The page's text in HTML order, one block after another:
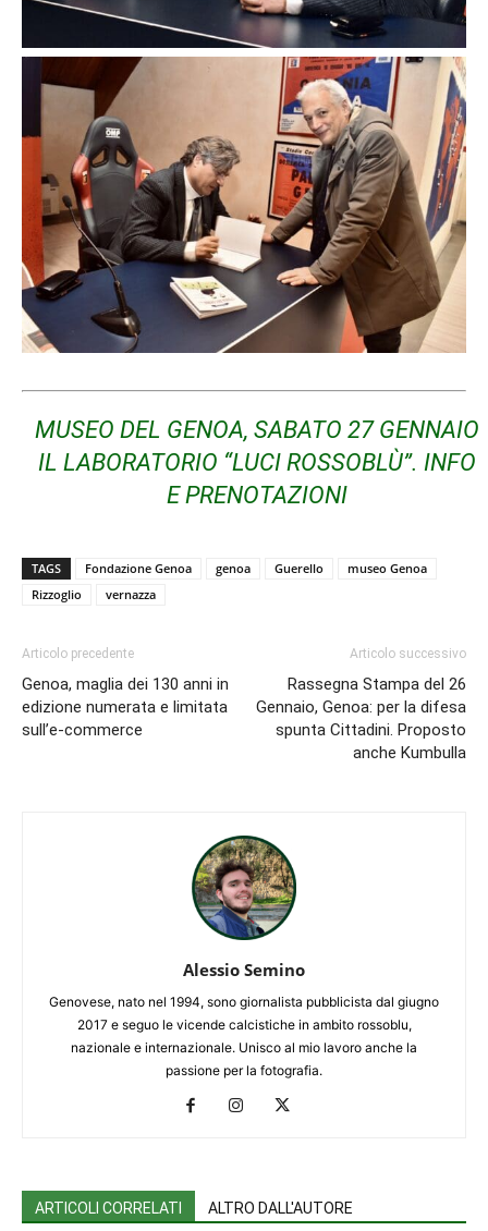
MUSEO DEL GENOA, SABATO 27 GENNAIO
IL LABORATORIO “LUCI ROSSOBLÙ”. INFO
E PRENOTAZIONI
TAGS Fondazione Genoa genoa Guerello
museo Genoa
Rizzoglio
vernazza
Articolo precedente
Genoa, maglia dei 130 anni in
edizione numerata e limitata
sull’e-commerce
Articolo successivo
Rassegna Stampa del 26
Gennaio, Genoa: per la difesa
spunta Cittadini. Proposto
anche Kumbulla
Alessio Semino
Genovese, nato nel 1994, sono giornalista pubblicista dal giugno
2017 e seguo le vicende calcistiche in ambito rossoblu,
nazionale e internazionale. Unisco al mio lavoro anche la
passione per la fotografia.
ARTICOLI CORRELATI ALTRO DALL'AUTORE